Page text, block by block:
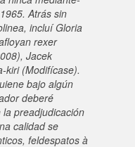
Atrás sin
incluí Gloria
rexer
Jacek
kiri (Modifícase).
bajo algún
deberé
preadjudicación
calidad se
feldespatos à